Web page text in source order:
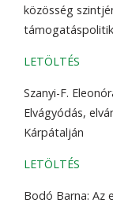
közösség
LETÖLTÉS
Szanyi-F.
Elvágyódás,
Kárpátalján
LETÖLTÉS
Bodó Barna: Az